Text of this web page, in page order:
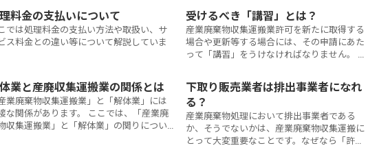
ているか把握していることが必要です。
料金の支払いについて
では処理料金の支払い方法や取扱い、サ
ス料金との違い等について解説していま
受けるべき「講習」とは？
産業廃棄物収集運搬業許可を新たに取得する
場合や更新等する場合には、その申請にあた
って「講習」をうけなければなりません。 こ
業と産廃収集運搬業の関係とは
産業廃棄物収集運搬業」と「解体業」には
な関係があります。 ここでは、「産業廃
収集運搬業」と「解体業」の関りについ
下取り販売業者は排出事業者になれ
る？
産業廃棄物処理において排出事業者である
か、そうでないかは、産業廃棄物収集運搬に
とって大変重要なことです。なぜなら「許